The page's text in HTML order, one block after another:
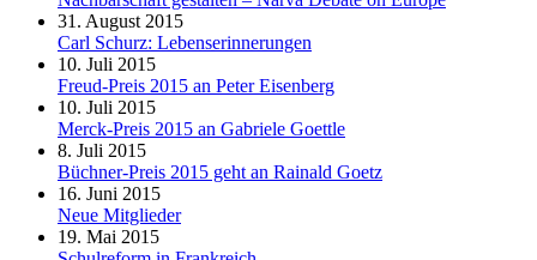
31. August 2015
Carl Schurz: Lebenserinnerungen
10. Juli 2015
Freud-Preis 2015 an Peter Eisenberg
10. Juli 2015
Merck-Preis 2015 an Gabriele Goettle
8. Juli 2015
Büchner-Preis 2015 geht an Rainald Goetz
16. Juni 2015
Neue Mitglieder
19. Mai 2015